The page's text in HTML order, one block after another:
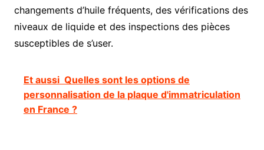
changements d’huile fréquents, des vérifications des
niveaux de liquide et des inspections des pièces
susceptibles de s’user.
Et aussi Quelles sont les options de
personnalisation de la plaque d'immatriculation
en France ?